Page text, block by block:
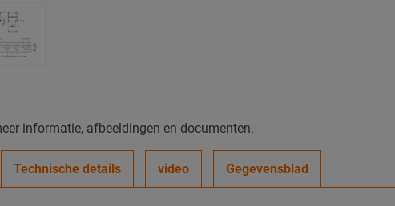
informatie, afbeeldingen en documenten.
Technische details video Gegevensblad